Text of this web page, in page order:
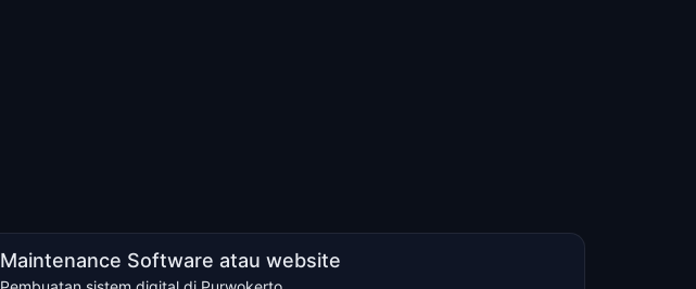
Maintenance Software atau website